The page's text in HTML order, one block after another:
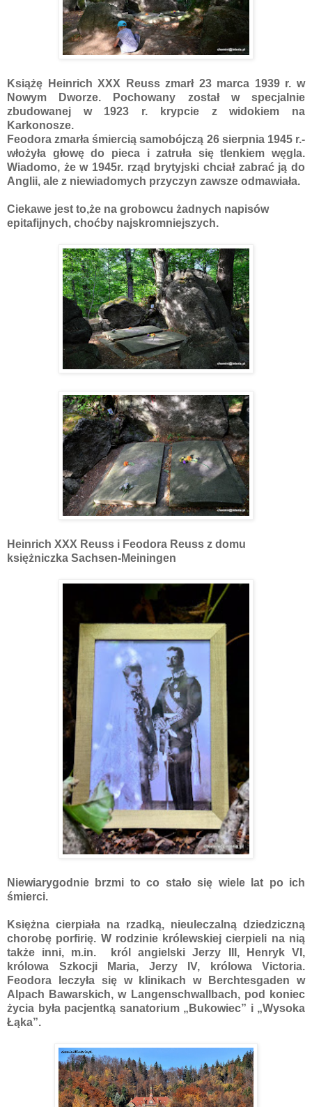
Książę Heinrich XXX Reuss zmarł 23 marca 1939 r. w
Nowym Dworze. Pochowany został w specjalnie
zbudowanej w 1923 r. krypcie z widokiem na
Karkonosze.
Feodora zmarła śmiercią samobójczą 26 sierpnia 1945 r.-
włożyła głowę do pieca i zatruła się tlenkiem węgla.
Wiadomo, że w 1945r. rząd brytyjski chciał zabrać ją do
Anglii, ale z niewiadomych przyczyn zawsze odmawiała.
Ciekawe jest to,że na grobowcu żadnych napisów
epitafijnych, choćby najskromniejszych.
Heinrich XXX Reuss i Feodora Reuss z domu
księżniczka Sachsen-Meiningen
Niewiarygodnie brzmi to co stało się wiele lat po ich
śmierci.
Księżna cierpiała na rzadką, nieuleczalną dziedziczną
chorobę porfirię. W rodzinie królewskiej cierpieli na nią
także inni, m.in. król angielski Jerzy III, Henryk VI,
królowa Szkocji Maria, Jerzy IV, królowa Victoria.
Feodora leczyła się w klinikach w Berchtesgaden w
Alpach Bawarskich, w Langenschwallbach, pod koniec
życia była pacjentką sanatorium „Bukowiec” i „Wysoka
Łąka”.